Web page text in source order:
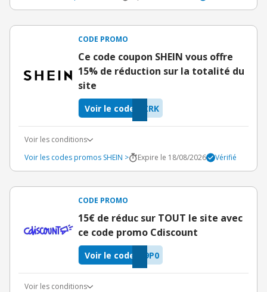
CODE PROMO
Ce code coupon SHEIN vous offre
15% de réduction sur la totalité du
site
ZRK
Voir le code
Voir les conditions
Voir les codes promos SHEIN >
Expire le 18/08/2026 Vérifié
CODE PROMO
15€ de réduc sur TOUT le site avec
ce code promo Cdiscount
9P0
Voir le code
Voir les conditions